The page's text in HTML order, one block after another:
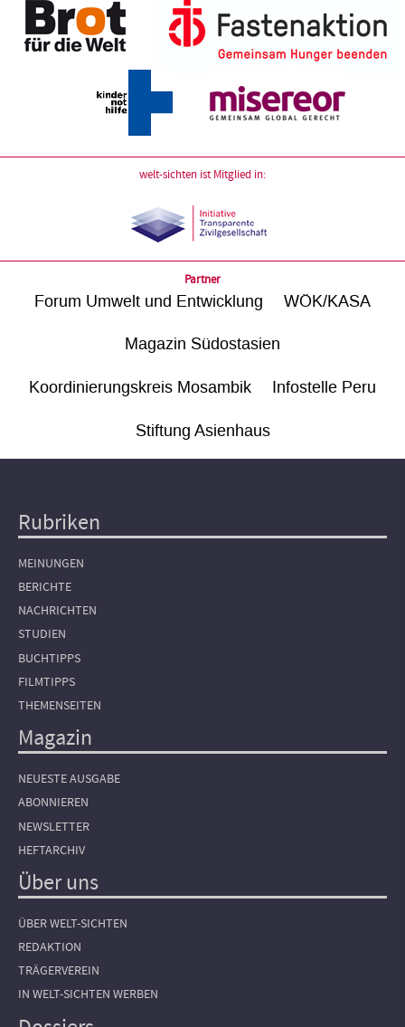
welt-sichten ist Mitglied in:
Partner
Forum Umwelt und Entwicklung WÖK/KASA
Magazin Südostasien
Koordinierungskreis Mosambik Infostelle Peru
Stiftung Asienhaus
Hauptnavigation
Rubriken
MEINUNGEN
BERICHTE
NACHRICHTEN
STUDIEN
BUCHTIPPS
FILMTIPPS
THEMENSEITEN
Magazin
NEUESTE AUSGABE
ABONNIEREN
NEWSLETTER
HEFTARCHIV
Über uns
ÜBER WELT-SICHTEN
REDAKTION
TRÄGERVEREIN
IN WELT-SICHTEN WERBEN